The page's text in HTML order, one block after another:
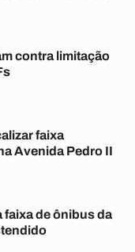
contra limitação
faixa
Avenida Pedro II
faixa de ônibus da